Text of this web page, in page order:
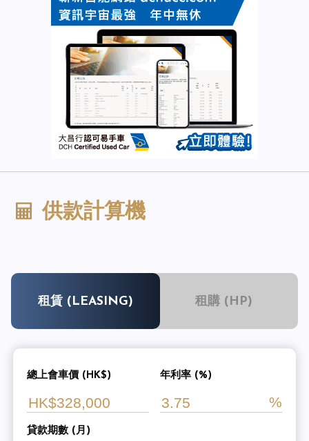
供款計算機
租賃 (LEASING) 租購 (HP)
總上會車價 (HK$) 年利率 (%)
貸款期數 (月)